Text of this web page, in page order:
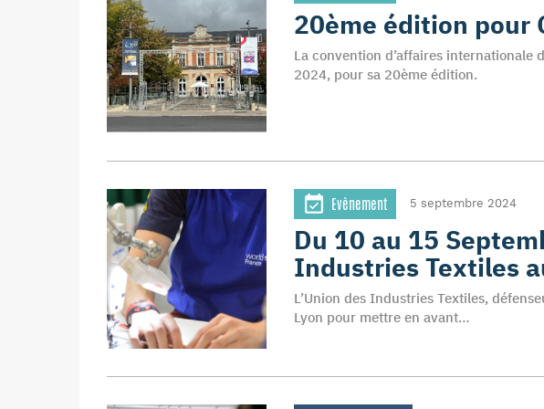
20ème édition pour
La convention d’affaires internationale
2024, pour sa 20ème édition.
Evènement 5 septembre 2024
Du 10 au 15
Industries Textiles
L’Union des Industries Textiles,
Lyon pour mettre en avant…